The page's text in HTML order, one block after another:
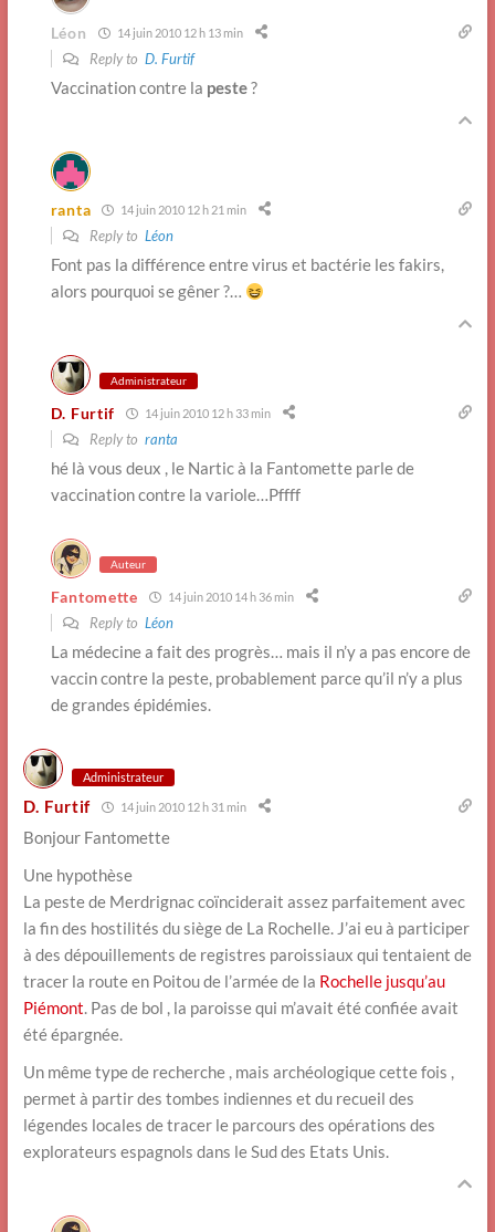
Léon 14 juin 2010 12 h 13 min
Reply to D. Furtif
Vaccination contre la peste?
ranta 14 juin 2010 12 h 21 min
Reply to Léon
Font pas la différence entre virus et bactérie les fakirs,
alors pourquoi se gêner ?…
Administrateur
D. Furtif 14 juin 2010 12 h 33 min
Reply to ranta
hé là vous deux , le Nartic à la Fantomette parle de
vaccination contre la variole…Pffff
Auteur
Fantomette 14 juin 2010 14 h 36 min
Reply to Léon
La médecine a fait des progrès… mais il n’y a pas encore de
vaccin contre la peste, probablement parce qu’il n’y a plus
de grandes épidémies.
Administrateur
D. Furtif 14 juin 2010 12 h 31 min
Bonjour Fantomette
Une hypothèse
La peste de Merdrignac coïnciderait assez parfaitement avec
la fin des hostilités du siège de La Rochelle. J’ai eu à participer
à des dépouillements de registres paroissiaux qui tentaient de
tracer la route en Poitou de l’armée de la Rochelle jusqu’au
Piémont. Pas de bol , la paroisse qui m’avait été confiée avait
été épargnée.
Un même type de recherche , mais archéologique cette fois ,
permet à partir des tombes indiennes et du recueil des
légendes locales de tracer le parcours des opérations des
explorateurs espagnols dans le Sud des Etats Unis.